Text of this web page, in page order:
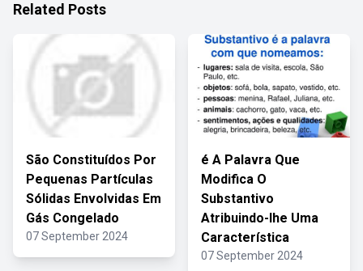
Related Posts
São Constituídos Por
Pequenas Partículas
Sólidas Envolvidas Em
Gás Congelado
07 September 2024
é A Palavra Que
Modifica O
Substantivo
Atribuindo-lhe Uma
Característica
07 September 2024